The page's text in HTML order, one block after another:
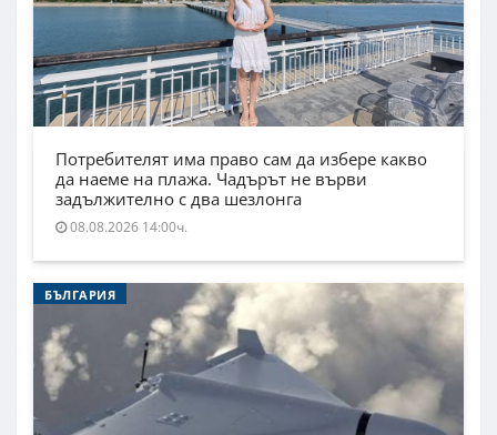
Потребителят има право сам да избере какво
да наеме на плажа. Чадърът не върви
задължително с два шезлонга
08.08.2026 14:00ч.
БЪЛГАРИЯ